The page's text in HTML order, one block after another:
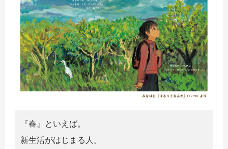
『春』といえば。
新生活がはじまる人。